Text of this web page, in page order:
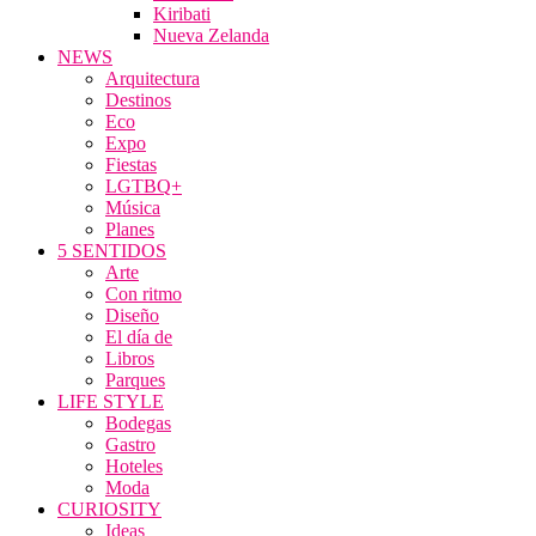
Kiribati
Nueva Zelanda
NEWS
Arquitectura
Destinos
Eco
Expo
Fiestas
LGTBQ+
Música
Planes
5 SENTIDOS
Arte
Con ritmo
Diseño
El día de
Libros
Parques
LIFE STYLE
Bodegas
Gastro
Hoteles
Moda
CURIOSITY
Ideas